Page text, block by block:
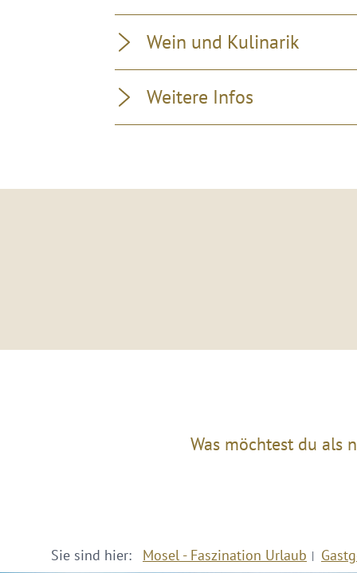
Wein und Kulinarik
Weitere Infos
Was möchtest du als
Sie sind hier: Mosel - Faszination Urlaub